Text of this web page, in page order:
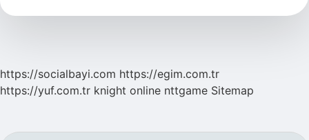
https://socialbayi.com https://egim.com.tr
https://yuf.com.tr knight online nttgame Sitemap